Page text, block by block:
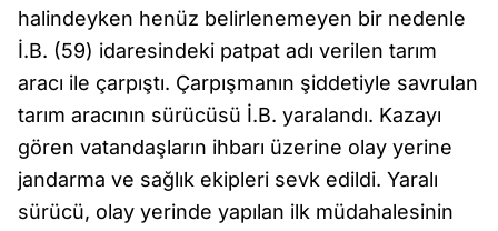
halindeyken henüz belirlenemeyen bir nedenle
İ.B. (59) idaresindeki patpat adı verilen tarım
aracı ile çarpıştı. Çarpışmanın şiddetiyle savrulan
tarım aracının sürücüsü İ.B. yaralandı. Kazayı
gören vatandaşların ihbarı üzerine olay yerine
jandarma ve sağlık ekipleri sevk edildi. Yaralı
sürücü, olay yerinde yapılan ilk müdahalesinin